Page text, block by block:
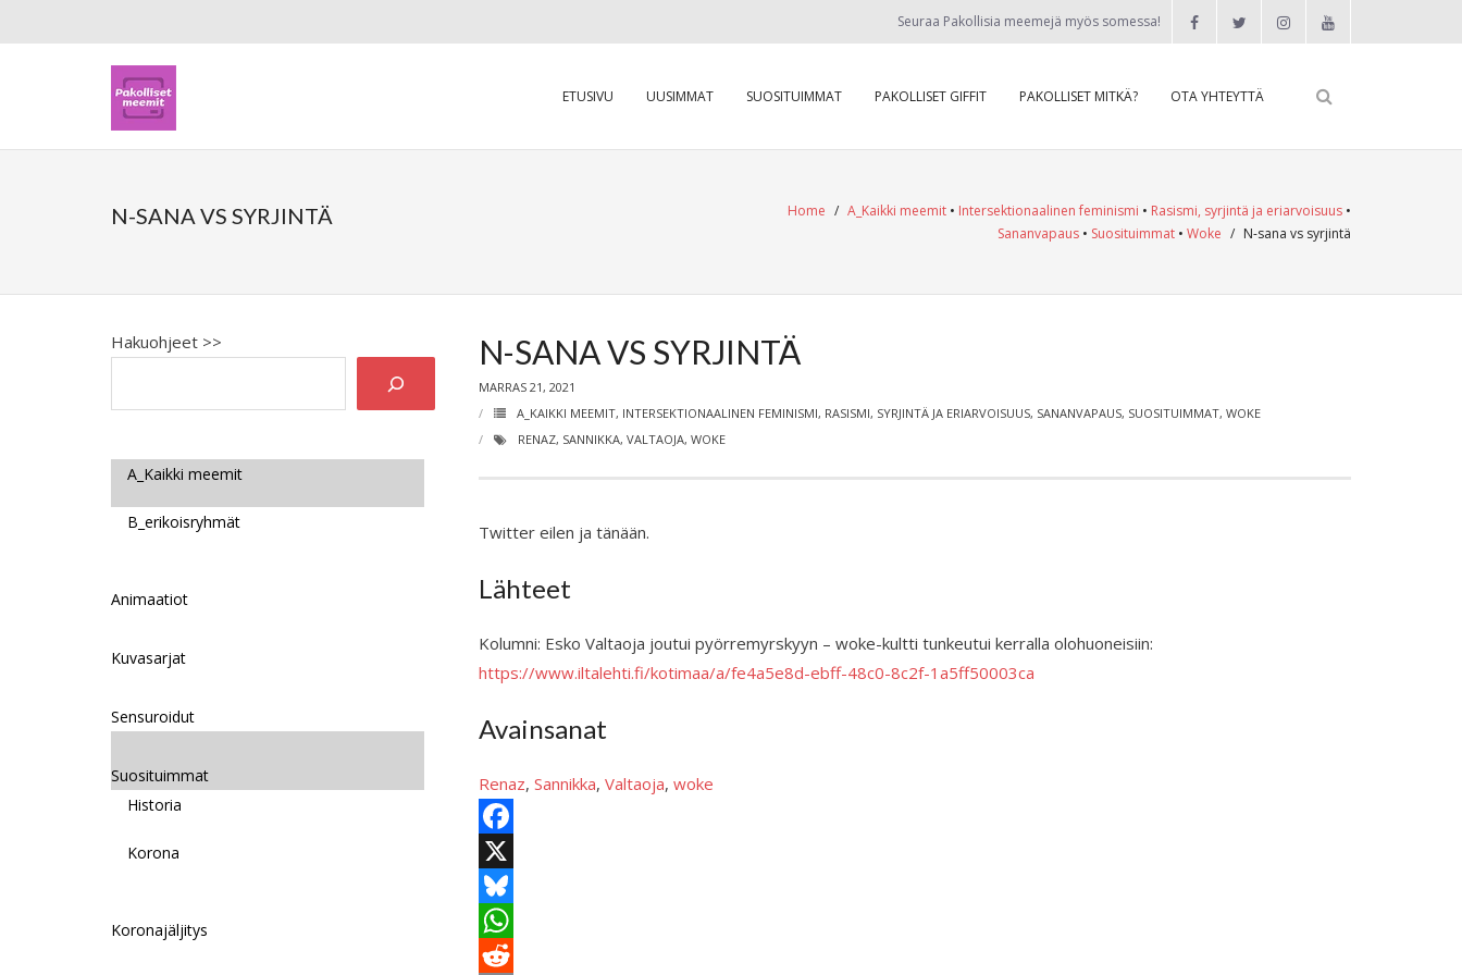
Seuraa Pakollisia meemejä myös somessa!
ETUSIVU UUSIMMAT SUOSITUIMMAT PAKOLLISET GIFFIT PAKOLLISET MITKÄ? OTA YHTEYTTÄ
N-SANA VS SYRJINTÄ Home / A_Kaikki meemit • Intersektionaalinen feminismi • Rasismi, syrjintä ja eriarvoisuus •
Sananvapaus • Suosituimmat • Woke / N-sana vs syrjintä
N-SANA VS SYRJINTÄ
MARRAS 21, 2021
A_KAIKKI MEEMIT, INTERSEKTIONAALINEN FEMINISMI, RASISMI, SYRJINTÄ JA ERIARVOISUUS, SANANVAPAUS, SUOSITUIMMAT, WOKE
RENAZ, SANNIKKA, VALTAOJA, WOKE
Twitter eilen ja tänään.
Lähteet
Kolumni: Esko Valtaoja joutui pyörremyrskyyn – woke-kultti tunkeutui kerralla olohuoneisiin:
https://www.iltalehti.fi/kotimaa/a/fe4a5e8d-ebff-48c0-8c2f-1a5ff50003ca
Avainsanat
Renaz, Sannikka, Valtaoja, woke
F
a
c
e
X
B
W
Hakuohjeet >>
A_Kaikki meemit
B_erikoisryhmät
Animaatiot
Kuvasarjat
Sensuroidut
Suosituimmat
Historia
Korona
Koronajäljitys